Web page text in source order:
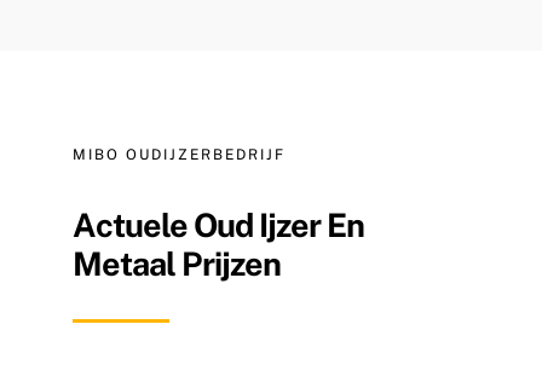
MIBO OUDIJZERBEDRIJF
Actuele Oud Ijzer En
Metaal Prijzen